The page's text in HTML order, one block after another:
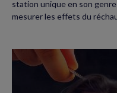
station unique en son
mesurer les effets du